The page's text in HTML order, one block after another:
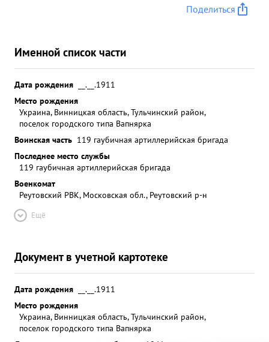
Поделиться
Именной список части
Дата рождения
__.__.1911
Место рождения
Украина, Винницкая область, Тульчинский район,
поселок городского типа Вапнярка
Воинская часть 119 гаубичная артиллерийская бригада
Последнее место службы
119 гаубичная артиллерийская бригада
Военкомат
Реутовский РВК, Московская обл., Реутовский р-н
Ещё
Документ в учетной картотеке
Дата рождения
__.__.1911
Место рождения
Украина, Винницкая область, Тульчинский район,
поселок городского типа Вапнярка